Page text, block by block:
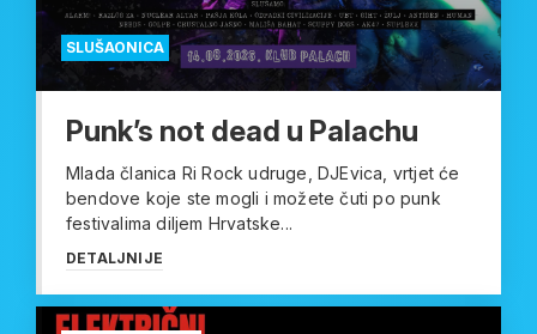
SLUŠAONICA
Punk’s not dead u Palachu
Mlada članica Ri Rock udruge, DJEvica, vrtjet će
bendove koje ste mogli i možete čuti po punk
festivalima diljem Hrvatske...
DETALJNIJE